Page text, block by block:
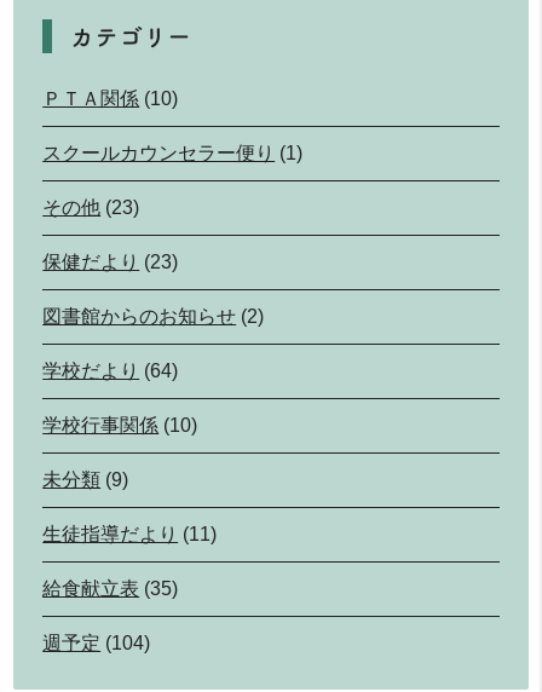
カテゴリー
ＰＴＡ関係 (10)
スクールカウンセラー便り (1)
その他 (23)
保健だより (23)
図書館からのお知らせ (2)
学校だより (64)
学校行事関係 (10)
未分類 (9)
生徒指導だより (11)
給食献立表 (35)
週予定 (104)